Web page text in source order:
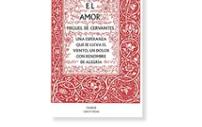
15%
dcto.